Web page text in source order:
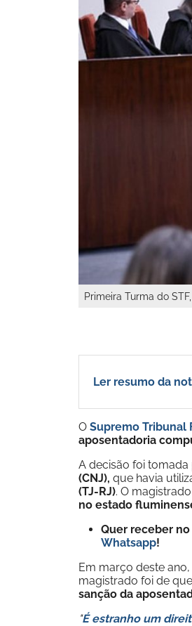
Primeira Turma do
Ler resumo da
O Supremo Tribunal
aposentadoria
A decisão foi tomada
(CNJ), que havia
(TJ-RJ). O
no estado
Quer receber
Whatsapp!
Em março deste
magistrado foi de que
sanção da
"É estranho um